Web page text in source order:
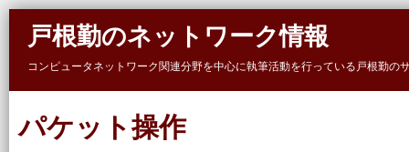
戸根勤のネットワーク情報
コンピュータネットワーク関連分野を中心に執筆活動を行っている戸根勤
パケット操作